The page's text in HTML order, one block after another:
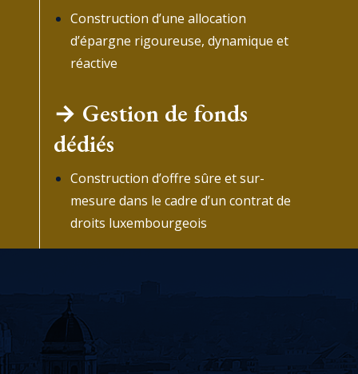
Construction d’une allocation
d’épargne rigoureuse, dynamique et
réactive
→ Gestion de fonds
dédiés
Construction d’offre sûre et sur-
mesure dans le cadre d’un contrat de
droits luxembourgeois